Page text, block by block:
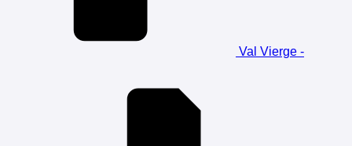
Val Vierge -